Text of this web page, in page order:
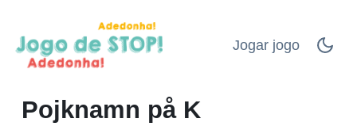
Jogar jogo
Pojknamn på K